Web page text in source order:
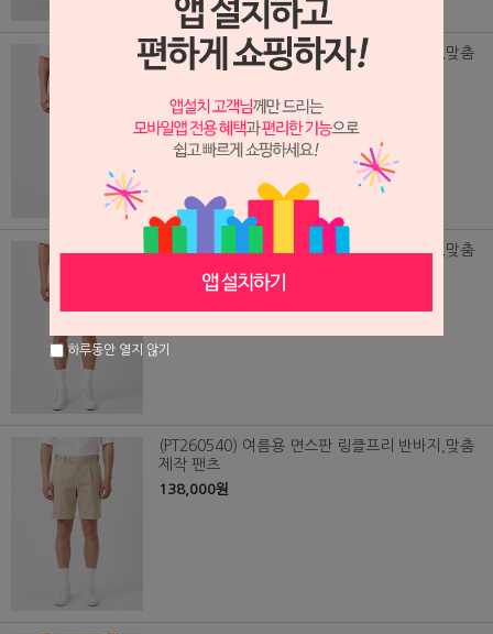
(PT260541) 여름용 면스판 링클프리 반바지,맞춤
제작 팬츠
138,000원
(PT260539) 여름용 면스판 링클프리 반바지,맞춤
138,000원
(PT260540) 여름용 면스판 링클프리 반바지,맞춤
제작 팬츠
138,000원
하루동안 열지 않기